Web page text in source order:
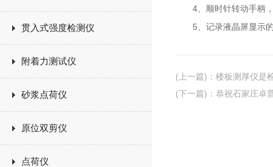
贯入式强度检测仪
附着力测试仪
砂浆点荷仪
原位双剪仪
点荷仪
4、顺时针转动手柄，
5、记录液晶屏显示的
(上一篇) ： 楼板测厚仪是
(下一篇) ： 恭祝石家庄卓